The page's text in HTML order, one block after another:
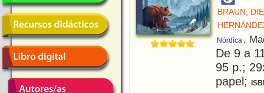
BRAUN,
Nórdica ,
De 9 a
95 p.;
papel;